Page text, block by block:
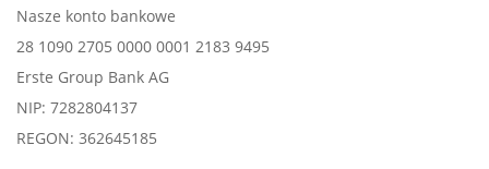
Nasze konto bankowe
28 1090 2705 0000 0001 2183 9495
Erste Group Bank AG
NIP: 7282804137
REGON: 362645185